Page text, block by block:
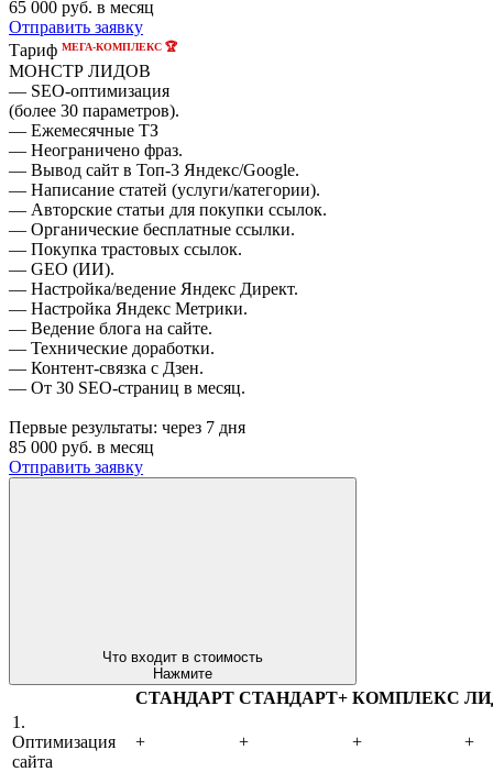
65 000 руб. в месяц
Отправить заявку
Тариф МЕГА-КОМПЛЕКС 🏆
МОНСТР ЛИДОВ
— SEO-оптимизация
(более 30 параметров).
— Ежемесячные ТЗ
— Неограничено фраз.
— Вывод сайт в Топ-3 Яндекс/Google.
— Написание статей (услуги/категории).
— Авторские статьи для покупки ссылок.
— Органические бесплатные ссылки.
— Покупка трастовых ссылок.
— GEO (ИИ).
— Настройка/ведение Яндекс Директ.
— Настройка Яндекс Метрики.
— Ведение блога на сайте.
— Технические доработки.
— Контент-связка с Дзен.
— От 30 SEO-страниц в месяц.
Первые результаты: через 7 дня
85 000 руб. в месяц
Отправить заявку
Что входит в стоимость
Нажмите
СТАНДАРТ СТАНДАРТ+ КОМПЛЕКС
1.
Оптимизация
сайта
+ + + +